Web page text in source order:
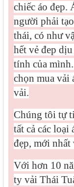
chiếc áo đẹp.
người phải
thái, có như
hết vẻ đep
tính của
chọn mua vải
vải.
Chúng tôi tự
tất cả các loại
đẹp, mới nhất
Với hơn 10
ty vải Thái